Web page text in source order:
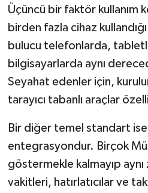
Üçüncü bir faktör kullanım
birden fazla cihaz
bulucu telefonlarda,
bilgisayarlarda aynı
Seyahat edenler için,
tarayıcı tabanlı araçlar
Bir diğer temel standart
entegrasyondur. Birçok
göstermekle kalmayıp
vakitleri, hatırlatıcılar ve